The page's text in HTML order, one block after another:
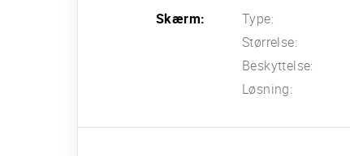
Skærm: Type:
Størrelse:
Beskyttelse:
Løsning: